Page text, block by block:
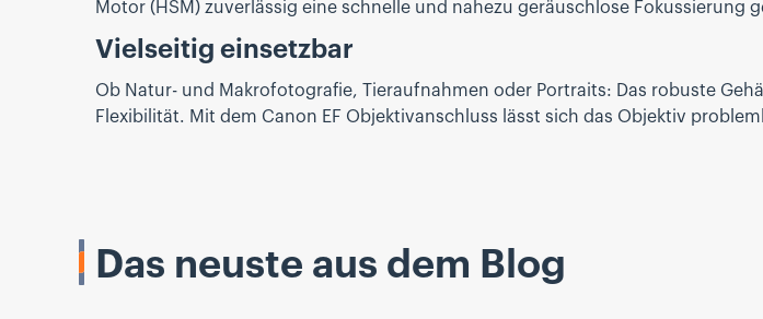
Motor (HSM) zuverlässig eine schnelle und nahezu geräuschlose
Vielseitig einsetzbar
Ob Natur- und Makrofotografie, Tieraufnahmen oder Portraits: Das robuste
Flexibilität. Mit dem Canon EF Objektivanschluss lässt sich das Objektiv
Das neuste aus dem Blog